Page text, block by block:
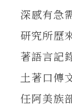
深感有急
研究所歷
著語言記
土著口傳
任阿美族